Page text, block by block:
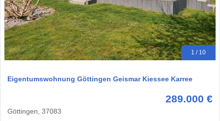
1 / 10
Eigentumswohnung Göttingen Geismar Kiessee Karree
289.000 €
Göttingen, 37083